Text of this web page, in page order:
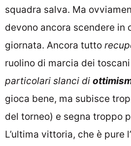
squadra salva. Ma
devono ancora scendere in
giornata. Ancora tutto
ruolino di marcia dei toscani
particolari slanci di
gioca bene, ma subisce
del torneo) e segna troppo
L’ultima vittoria, che è pure